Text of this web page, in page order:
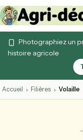
Photographiez un
histoire agricole
Accueil › Filières › Volaille